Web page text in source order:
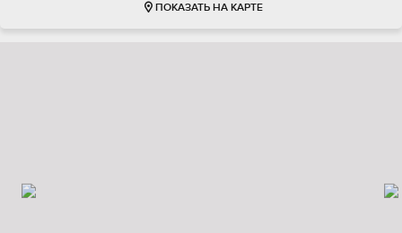
ПОКАЗАТЬ НА КАРТЕ